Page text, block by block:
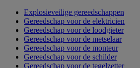
Explosieveilige gereedschappen
Gereedschap voor de elektricien
Gereedschap voor de loodgieter
Gereedschap voor de metselaar
Gereedschap voor de monteur
Gereedschap voor de schilder
Gereedschap voor de tegelzetter